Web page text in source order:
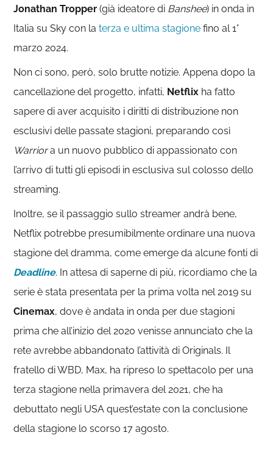
Jonathan Tropper (già ideatore di Banshee) in onda in
Italia su Sky con laterza e ultima stagione fino al 1°
marzo 2024.
Non ci sono, però, solo brutte notizie. Appena dopo la
cancellazione del progetto, infatti, Netflix ha fatto
sapere di aver acquisito i diritti di distribuzione non
esclusivi delle passate stagioni, preparando così
Warriora un nuovo pubblico di appassionato con
l’arrivo di tutti gli episodi in esclusiva sul colosso dello
streaming.
Inoltre, se il passaggio sullo streamer andrà bene,
Netflix potrebbe presumibilmente ordinare una nuova
stagione del dramma, come emerge da alcune fonti di
Deadline. In attesa di saperne di più, ricordiamo che la
serie è stata presentata per la prima volta nel 2019 su
Cinemax, dove è andata in onda per due stagioni
prima che all’inizio del 2020 venisse annunciato che la
rete avrebbe abbandonato l’attività di Originals. Il
fratello di WBD, Max, ha ripreso lo spettacolo per una
terza stagione nella primavera del 2021, che ha
debuttato negli USA quest’estate con la conclusione
della stagione lo scorso 17 agosto.